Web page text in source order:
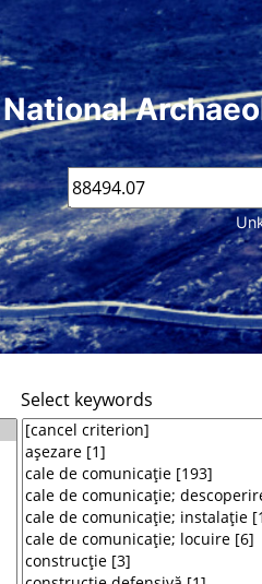
National
Select keywords